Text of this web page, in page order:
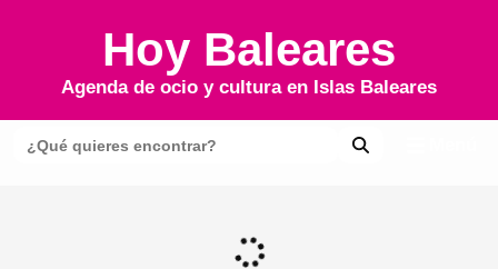
Hoy Baleares
Agenda de ocio y cultura en Islas Baleares